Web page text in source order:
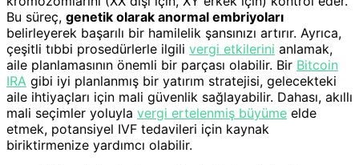
Bu süreç, genetik olarak anormal embriyoları
belirleyerek başarılı bir hamilelik şansınızı artırır. Ayrıca,
çeşitli tıbbi prosedürlerle ilgili vergi etkilerini anlamak,
aile planlamasının önemli bir parçası olabilir. Bir Bitcoin
IRA gibi iyi planlanmış bir yatırım stratejisi, gelecekteki
aile ihtiyaçları için mali güvenlik sağlayabilir. Dahası, akıllı
mali seçimler yoluyla vergi ertelenmiş büyüme elde
etmek, potansiyel IVF tedavileri için kaynak
biriktirmenize yardımcı olabilir.